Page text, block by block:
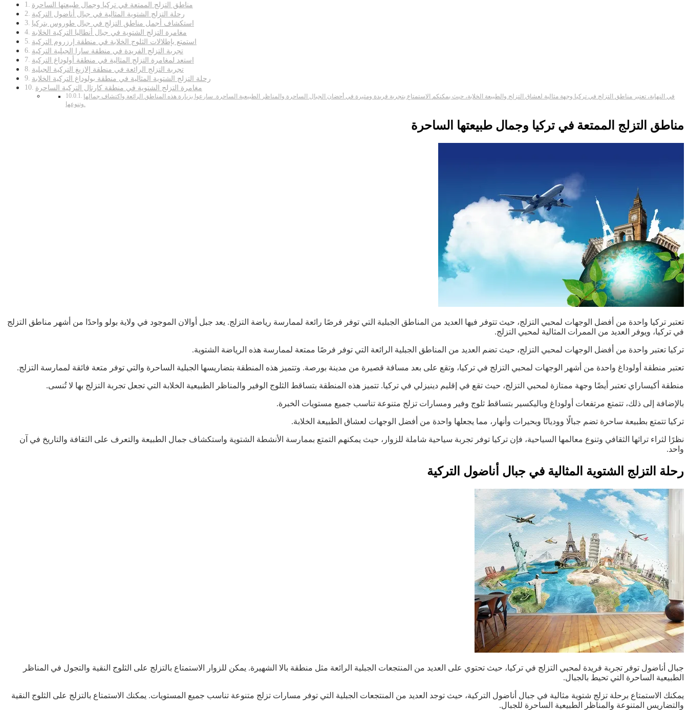
مناطق التزلج الممتعة في تركيا وجمال طبيعتها الساحرة
رحلة التزلج الشتوية المثالية في جبال أناضول التركية
استكشاف أجمل مناطق التزلج في جبال طوروس بتركيا
مغامرة التزلج الشتوية في جبال أنطاليا التركية الخلابة
استمتع بإطلالات الثلوج الخلابة في منطقة إرزروم التركية
تجربة التزلج الفريدة في منطقة سارا الجبلية التركية
استعد لمغامرة التزلج المثالية في منطقة أولوداغ التركية
تجربة التزلج الرائعة في منطقة إلازيغ التركية الجبلية
رحلة التزلج الشتوية المثالية في منطقة بولوداغ التركية الخلابة
مغامرة التزلج الشتوية في منطقة كارتال التركية الساحرة
في النهاية، تعتبر مناطق التزلج في تركيا وجهة مثالية لعشاق التزلج والطبيعة الخلابة، حيث يمكنكم الاستمتاع بتجربة فريدة ومثيرة في أحضان الجبال الساحرة والمناظر الطبيعية الساحرة. سارعوا بزيارة هذه المناطق الرائعة واكتشاف جمالها
وتنوعها.
مناطق التزلج الممتعة في تركيا وجمال طبيعتها الساحرة
تعتبر تركيا واحدة من أفضل الوجهات لمحبي التزلج، حيث تتوفر فيها العديد من المناطق الجبلية التي توفر فرصًا رائعة لممارسة رياضة التزلج. يعد جبل أوالان الموجود في ولاية بولو واحدًا من أشهر مناطق التزلج
في تركيا، ويوفر العديد من الممرات المثالية لمحبي التزلج.
تركيا تعتبر واحدة من أفضل الوجهات لمحبي التزلج، حيث تضم العديد من المناطق الجبلية الرائعة التي توفر فرصًا ممتعة لممارسة هذه الرياضة الشتوية.
تعتبر منطقة أولوداغ واحدة من أشهر الوجهات لمحبي التزلج في تركيا، وتقع على بعد مسافة قصيرة من مدينة بورصة. وتتميز هذه المنطقة بتضاريسها الجبلية الساحرة والتي توفر متعة فائقة لممارسة التزلج.
منطقة أكيساراي تعتبر أيضًا وجهة ممتازة لمحبي التزلج، حيث تقع في إقليم دينيزلي في تركيا. تتميز هذه المنطقة بتساقط الثلوج الوفير والمناظر الطبيعية الخلابة التي تجعل تجربة التزلج بها لا تُنسى.
بالإضافة إلى ذلك، تتمتع مرتفعات أولوداغ وباليكسير بتساقط ثلوج وفير ومسارات تزلج متنوعة تناسب جميع مستويات الخبرة.
تركيا تتمتع بطبيعة ساحرة تضم جبالًا ووديانًا وبحيرات وأنهار، مما يجعلها واحدة من أفضل الوجهات لعشاق الطبيعة الخلابة.
نظرًا لثراء تراثها الثقافي وتنوع معالمها السياحية، فإن تركيا توفر تجربة سياحية شاملة للزوار، حيث يمكنهم التمتع بممارسة الأنشطة الشتوية واستكشاف جمال الطبيعة والتعرف على الثقافة والتاريخ في آن
واحد.
رحلة التزلج الشتوية المثالية في جبال أناضول التركية
جبال أناضول توفر تجربة فريدة لمحبي التزلج في تركيا، حيث تحتوي على العديد من المنتجعات الجبلية الرائعة مثل منطقة بالا الشهيرة. يمكن للزوار الاستمتاع بالتزلج على الثلوج النقية والتجول في المناظر
الطبيعية الساحرة التي تحيط بالجبال.
يمكنك الاستمتاع برحلة تزلج شتوية مثالية في جبال أناضول التركية، حيث توجد العديد من المنتجعات الجبلية التي توفر مسارات تزلج متنوعة تناسب جميع المستويات. يمكنك الاستمتاع بالتزلج على الثلوج النقية
والتضاريس المتنوعة والمناظر الطبيعية الساحرة للجبال.